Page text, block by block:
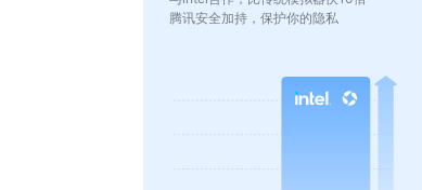
腾讯安全加持，保护你的隐私